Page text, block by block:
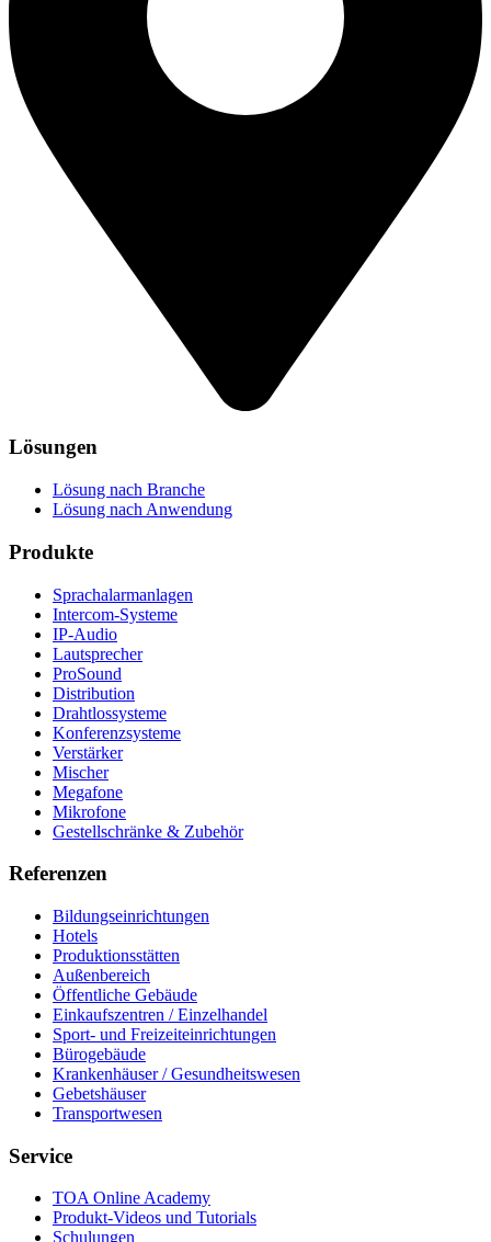
Lösungen
Lösung nach Branche
Lösung nach Anwendung
Produkte
Sprachalarmanlagen
Intercom-Systeme
IP-Audio
Lautsprecher
ProSound
Distribution
Drahtlossysteme
Konferenzsysteme
Verstärker
Mischer
Megafone
Mikrofone
Gestellschränke & Zubehör
Referenzen
Bildungseinrichtungen
Hotels
Produktionsstätten
Außenbereich
Öffentliche Gebäude
Einkaufszentren / Einzelhandel
Sport- und Freizeiteinrichtungen
Bürogebäude
Krankenhäuser / Gesundheitswesen
Gebetshäuser
Transportwesen
Service
TOA Online Academy
Produkt-Videos und Tutorials
Schulungen